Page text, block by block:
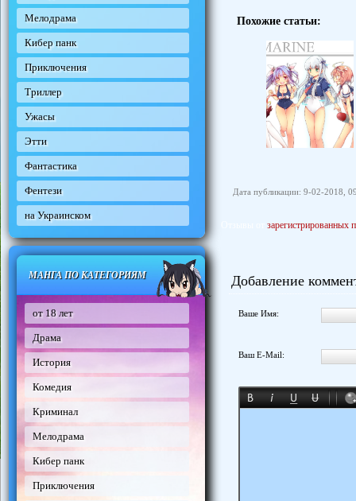
Мелодрама
Кибер панк
Приключения
Триллер
Ужасы
Этти
Фантастика
Фентези
на Украинском
МАНГА ПО КАТЕГОРИЯМ
от 18 лет
Драма
История
Комедия
Криминал
Мелодрама
Кибер панк
Приключения
Похожие статьи:
Дата публикации: 9-02-2018,
зарегистрированных
Добавление
Ваше Имя:
Ваш E-Mail: